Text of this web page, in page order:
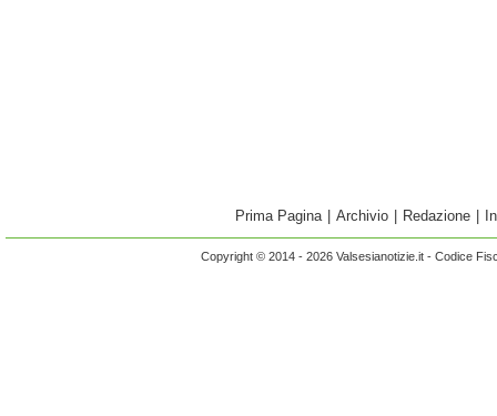
Prima Pagina Archivio Redazione
Copyright © 2014 - 2026 Valsesianotizie.it - Codice